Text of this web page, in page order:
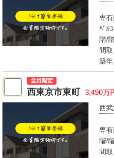
専有
ﾊﾞﾙ
階/
間
築年
西東京市東町 3,490万
西
専有
階/
間